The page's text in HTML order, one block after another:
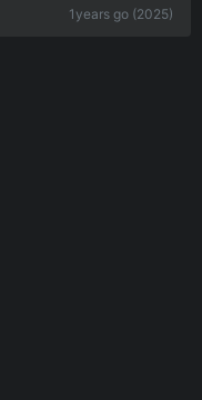
1years go (2025)